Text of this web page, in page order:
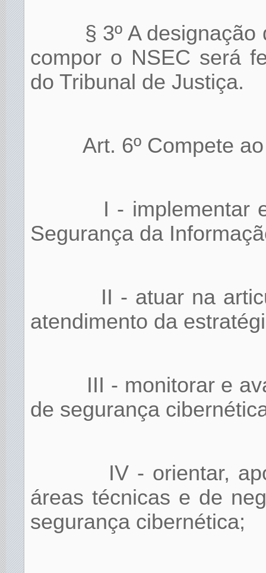
§ 3º A
compor o NSEC será
do Tribunal de Justiça.
Art. 6º Compete
I - implementar
Segurança da
II - atuar na
atendimento da
III - monitorar e
de segurança
IV - orientar,
áreas técnicas e de
segurança cibernética;